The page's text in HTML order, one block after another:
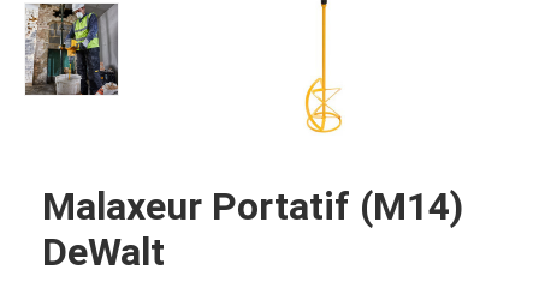
Malaxeur Portatif (M14)
DeWalt